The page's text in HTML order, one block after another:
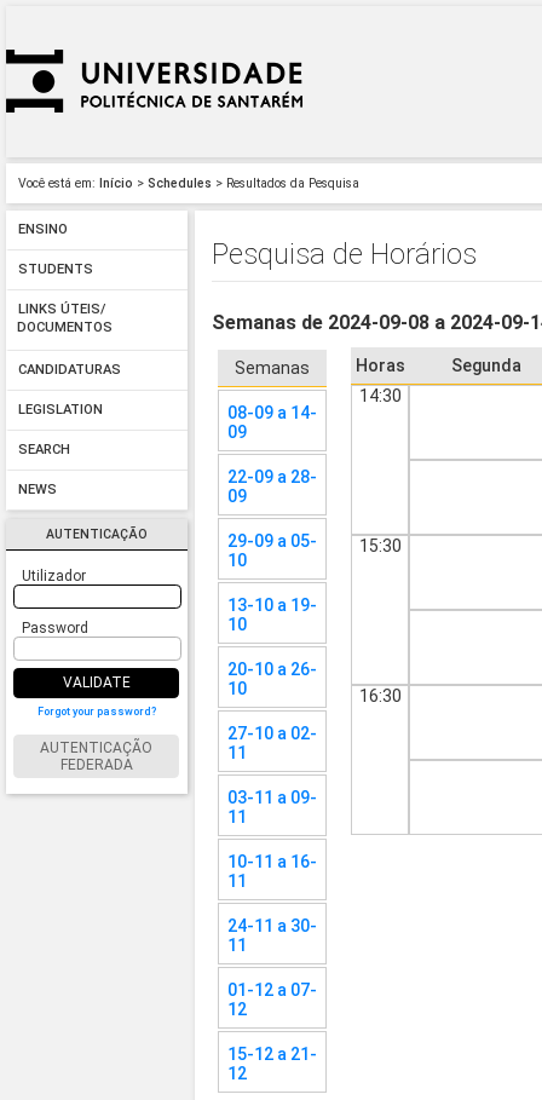
Você está em: Início > Schedules > Resultados da Pesquisa
ENSINO
STUDENTS
LINKS ÚTEIS/
DOCUMENTOS
CANDIDATURAS
LEGISLATION
SEARCH
NEWS
AUTENTICAÇÃO
Utilizador
Password
VALIDATE
Forgot your password?
AUTENTICAÇÃO
FEDERADA
Pesquisa de Horários
Semanas de 2024-09-08 a 2024-09-
Semanas
08-09 a 14-
09
22-09 a 28-
09
29-09 a 05-
10
13-10 a 19-
10
20-10 a 26-
10
27-10 a 02-
11
03-11 a 09-
11
10-11 a 16-
11
24-11 a 30-
11
01-12 a 07-
12
15-12 a 21-
12
Horas
Segunda
14:30
15:30
16:30